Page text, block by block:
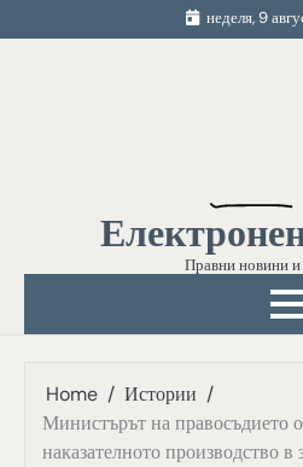
to
неделя, 9
Правни новини и
Home
Истории
Министърът на правосъдието
наказателното производство